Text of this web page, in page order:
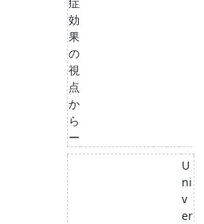
効
果
の
視
点
か
ら
ー
U
ni
v
er